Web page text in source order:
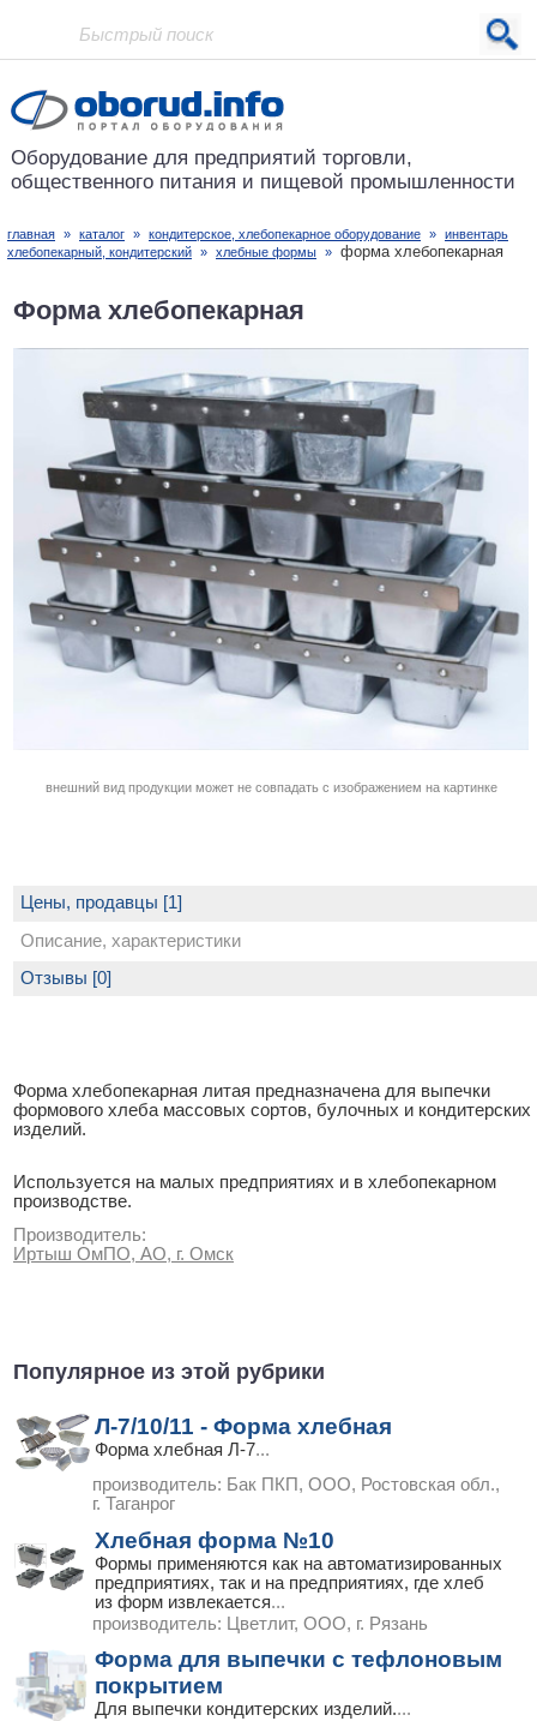
Проект основан в 2001 году
Оборудование для предприятий торговли,
общественного питания и пищевой промышленности
главная » каталог » кондитерское, хлебопекарное оборудование » инвентарь
хлебопекарный, кондитерский » хлебные формы » форма хлебопекарная
Форма хлебопекарная
внешний вид продукции может не совпадать с изображением на картинке
Цены, продавцы [1]
Описание, характеристики
Форма хлебопекарная литая предназначена для выпечки
формового хлеба массовых сортов, булочных и кондитерских
изделий.
Используется на малых предприятиях и в хлебопекарном
производстве.
Производитель:
Иртыш ОмПО, АО, г. Омск
Отзывы [0]
Популярное из этой рубрики
Л-7/10/11 - Форма хлебная
Форма хлебная Л-7...
производитель: Бак ПКП, ООО, Ростовская обл.,
г. Таганрог
Хлебная форма №10
Формы применяются как на автоматизированных
предприятиях, так и на предприятиях, где хлеб
из форм извлекается...
производитель:
Цветлит, ООО, г. Рязань
Форма для выпечки с тефлоновым
покрытием
Для выпечки кондитерских изделий....